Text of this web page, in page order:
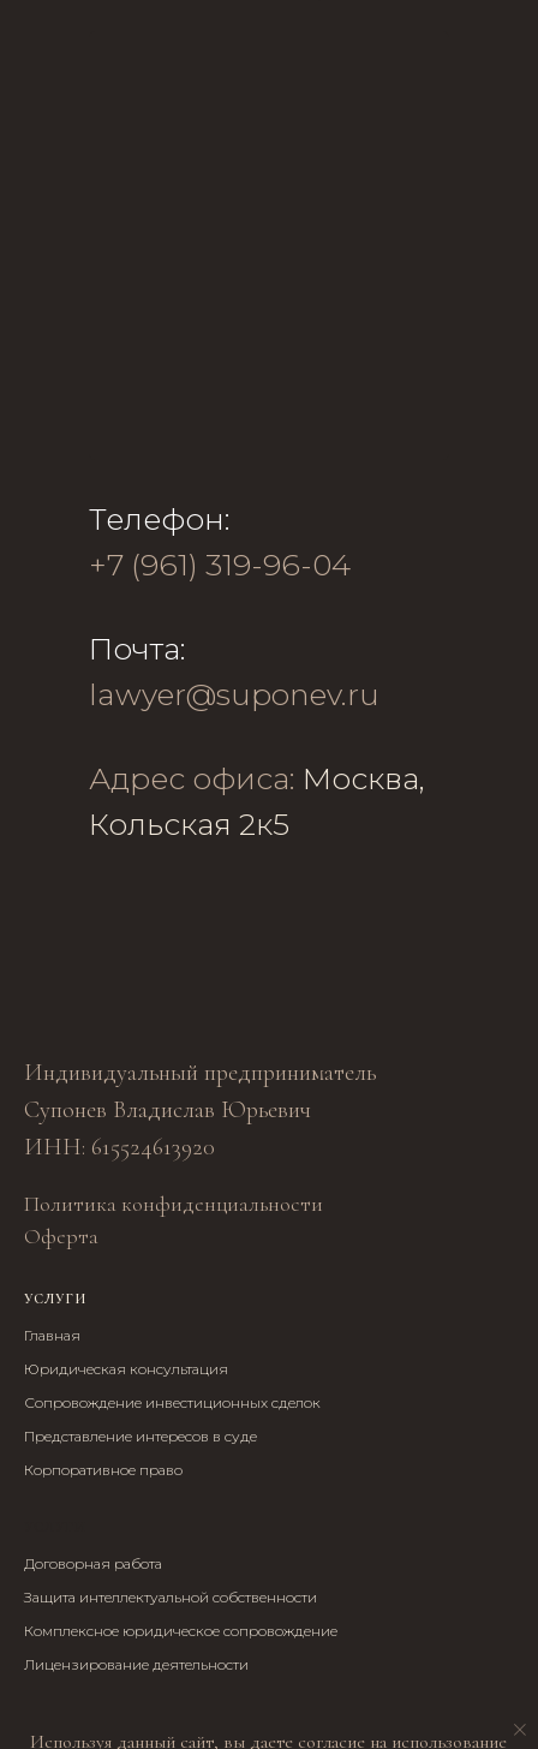
Телефон:
+7 (961) 319-96-04
Почта:
lawyer@suponev.ru
Адрес офиса: Москва,
Кольская 2к5
Индивидуальный предприниматель
Супонев Владислав Юрьевич
ИНН: 615524613920
Политика конфиденциальности
Оферта
УСЛУГИ
Главная
Юридическая консультация
Сопровождение инвестиционных сделок
Представление интересов в суде
Корпоративное право
Договорная работа
Защита интеллектуальной собственности
Комплексное юридическое сопровождение
Лицензирование деятельности
Используя данный сайт, вы даете согласие на использование